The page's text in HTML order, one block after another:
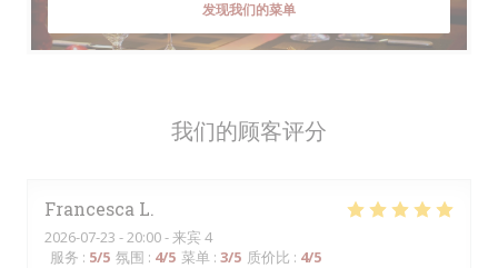
我们的顾客评分
Francesca L
2026-07-23 - 20:00 - 来宾 4
服务 : 5/5 氛围 : 4/5 菜单 : 3/5 质价比 : 4/5
发现我们的菜单